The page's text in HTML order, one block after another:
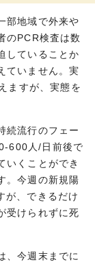
部地域で外来や
のPCR検査は数
していることか
ていません。実
ますが、実態を
続流行のフェー
600人/日前後で
いくことができ
。今週の新規陽
が、できるだけ
受けられずに死
、今週末までに